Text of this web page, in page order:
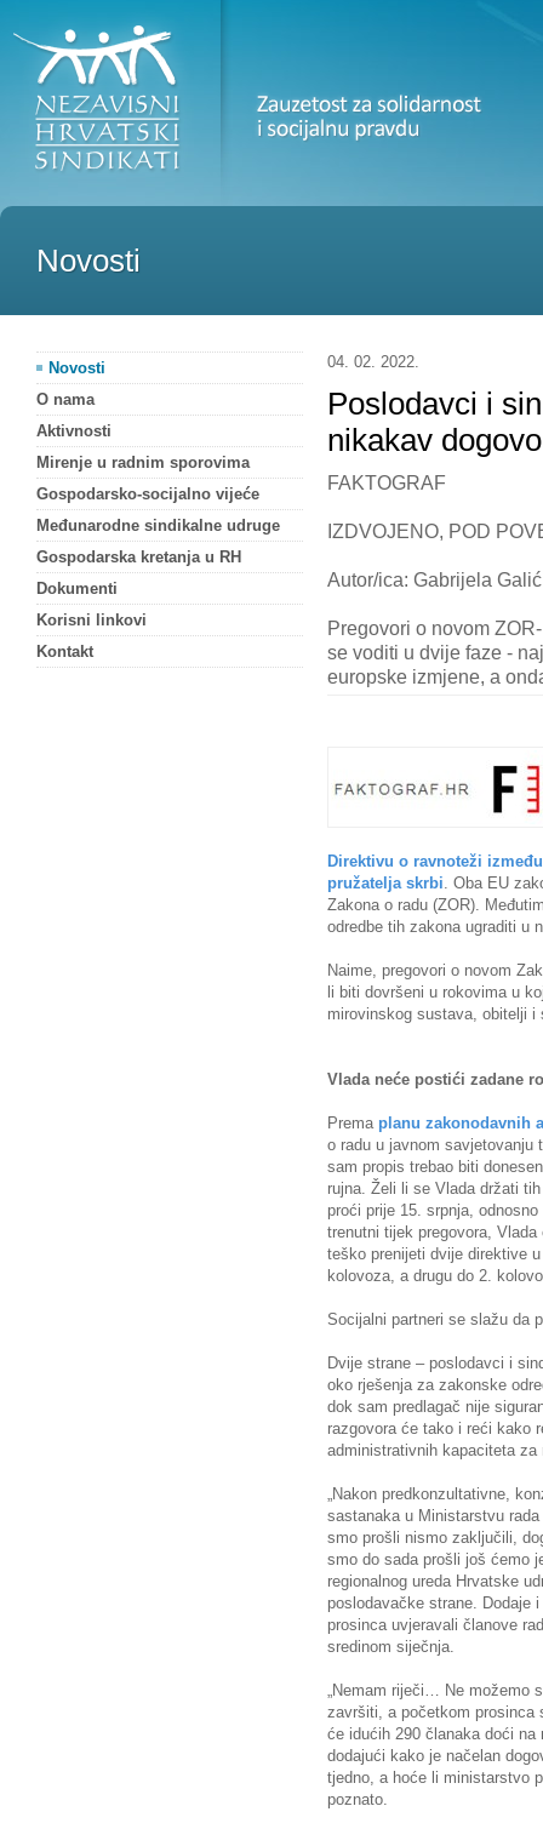
Novosti
04. 02. 2022.
Poslodavci i
nikakav
FAKTOGRAF
IZDVOJENO, POD
Autor/ica: Gabrijela Galić
Pregovori o novom
se voditi u dvije faze -
europske izmjene, a
Direktivu o ravnoteži
pružatelja skrbi. Oba EU
Zakona o radu (ZOR).
odredbe tih zakona ugraditi u
Naime, pregovori o novom
li biti dovršeni u rokovima u
mirovinskog sustava, obitelji i
Vlada neće postići zadane
Prema planu zakonodavnih
o radu u javnom savjetovanju
sam propis trebao biti
rujna. Želi li se Vlada držati
proći prije 15. srpnja,
trenutni tijek pregovora,
teško prenijeti dvije direktive
kolovoza, a drugu do 2.
Socijalni partneri se slažu da
Dvije strane – poslodavci i
oko rješenja za zakonske
dok sam predlagač nije
razgovora će tako i reći kako
administrativnih kapaciteta
„Nakon predkonzultativne,
sastanaka u Ministarstvu
smo prošli nismo zaključili,
smo do sada prošli još ćemo
regionalnog ureda Hrvatske
poslodavačke strane. Dodaje
prosinca uvjeravali članove
sredinom siječnja.
„Nemam riječi… Ne možemo
završiti, a početkom prosinca
će idućih 290 članaka doći na
dodajući kako je načelan
tjedno, a hoće li ministarstvo
poznato.
Novosti
O nama
Aktivnosti
Mirenje u radnim sporovima
Gospodarsko-socijalno vijeće
Međunarodne sindikalne udruge
Gospodarska kretanja u RH
Dokumenti
Korisni linkovi
Kontakt